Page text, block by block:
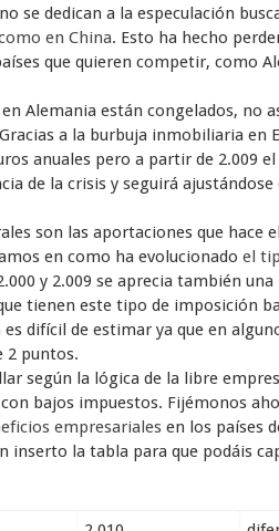
se dedican a la especulación
en China. Esto ha hecho
que quieren competir, como
Alemania están congelados, no
a la burbuja inmobiliaria en
anuales pero a partir de 2.009
de la crisis y seguirá
son las aportaciones que hace
en como ha evolucionado el
y 2.009 se aprecia también
tienen este tipo de imposición
difícil de estimar ya que en
2 puntos.
según la lógica de la libre
bajos impuestos. Fijémonos
empresarialesen los países
inserto la tabla para que podáis